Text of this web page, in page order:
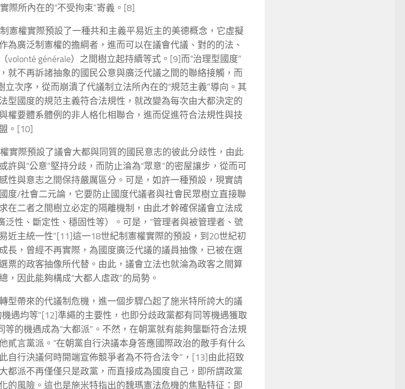
際所內在的“不受拘束”寄義。[8]
憲權實際預設了一種共和主義平易近主的美德概念，它虛擬
為廣泛制憲權的擔綱者，進而可以在議會代議、對的的法、
volonté générale）之間樹立起持續等式。[9]而“治理型國度”
就不再訴諸抽象的國民公意與廣泛代議之間的聯絡接觸，而
立次序，從而崩潰了代議制立法所內在的“規范主義”導向。其
型國度的規范主義符合法規性，就改變為每次由大都決定的
權要體系體例的非人格化相聯合，進而促進符合法規性與技
。[10]
實際預設了議會大都與同質的國民意志的彼此分歧性，由此
許與“公意”堅持分歧，而防止淪為“眾意”的密屋讓步，從而可
性與意志之間保持嚴厲區分。可是，如許一種預設，現實請
度/社會二元論，它要防止國度代議者與社會民眾樹立直接聯
在二者之間樹立必定的隔離機制，由此才幹確保議會立法成
泛性、斷定性、穩固性等）。可是，“管理者與被管理者、號
近主統一性”[11]這一18世紀制憲權實際的預設，到20世紀初
長，曾經不再實際，為國度廣泛代議的議員抽像，已被在選
票的政客抽像所代替。由此，議會立法也就淪為政客之間算
，因此能夠構成“大都人虐政”的局勢。
型帶來的代議制危機，進一個步驟凸起了施米特所誇大的議
機遇均等”[12]準繩的主要性，也即分歧政黨都有同等機遇獲取
等的機遇成為“大都派”。不然，在朝黨就有能夠壟斷符合法規
貳言黨派。“在朝黨自行決議本身答應國際政治的敵手有什么
自行決議何時開端宣佈競爭者為不符合法令”，[13]由此招致
都派不再僅僅只是政黨，而直接成為國度自己，即所謂政黨
的風險。這也是施米特指出的魏瑪憲法危機的焦點特征：即